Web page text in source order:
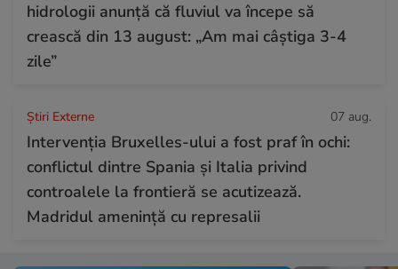
hidrologii anunță că fluviul va începe să
crească din 13 august: „Am mai câștiga 3-4
zile”
Știri Externe 07 aug.
Intervenția Bruxelles-ului a fost praf în ochi:
conflictul dintre Spania și Italia privind
controalele la frontieră se acutizează.
Madridul amenință cu represalii